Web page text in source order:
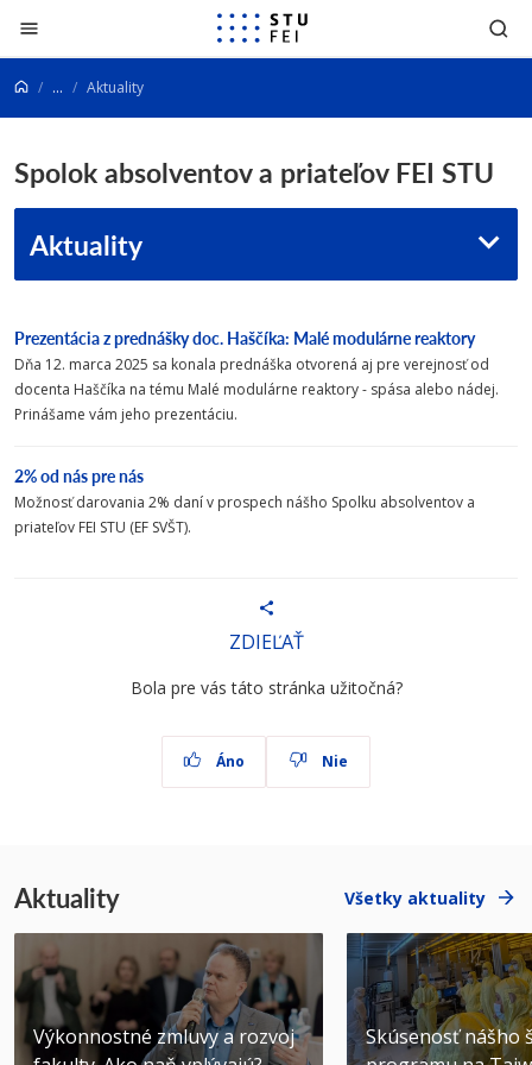
Prejsť na obsah
... Aktuality
Spolok absolventov a priateľov FEI STU
Aktuality
Prezentácia z prednášky doc. Haščíka: Malé modulárne reaktory
Dňa 12. marca 2025 sa konala prednáška otvorená aj pre verejnosť od
docenta Haščíka na tému Malé modulárne reaktory - spása alebo nádej.
Prinášame vám jeho prezentáciu.
2% od nás pre nás
Možnosť darovania 2% daní v prospech nášho Spolku absolventov a
priateľov FEI STU (EF SVŠT).
ZDIEĽAŤ
Bola pre vás táto stránka užitočná?
Áno Nie
Aktuality Všetky aktuality
Výkonnostné zmluvy a rozvoj
Skúsenosť nášho